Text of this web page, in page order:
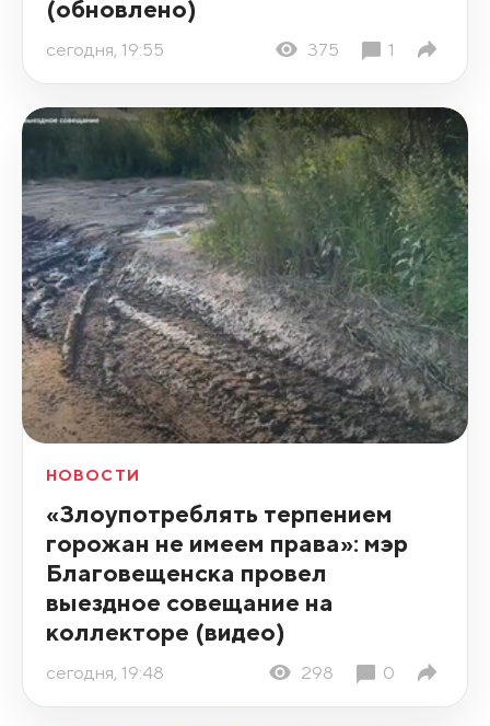
(обновлено)
сегодня, 19:55 375 1
НОВОСТИ
«Злоупотреблять терпением
горожан не имеем права»: мэр
Благовещенска провел
выездное совещание на
коллекторе (видео)
сегодня, 19:48 298 0